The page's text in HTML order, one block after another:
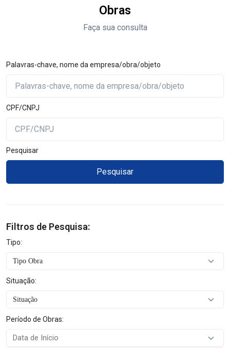
Obras
Faça sua consulta
Palavras-chave, nome da empresa/obra/objeto
CPF/CNPJ
Pesquisar
Filtros de Pesquisa:
Tipo:
Situação:
Período de Obras: